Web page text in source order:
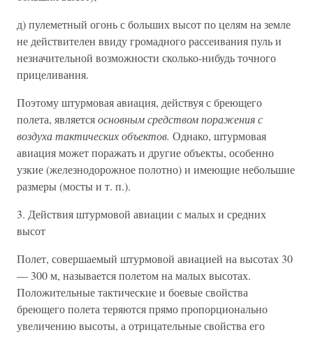
д) пулеметный огонь с больших высот по целям на земле
не действителен ввиду громадного рассеивания пуль и
незначительной возможности сколько-нибудь точного
прицеливания.
Поэтому штурмовая авиация, действуя с бреющего
полета, являетсяосновным средством поражения с
воздуха тактических объектов. Однако, штурмовая
авиация может поражать и другие объекты, особенно
узкие (железнодорожное полотно) и имеющие небольшие
размеры (мосты и т. п.).
3. Действия штурмовой авиации с малых и средних
высот
Полет, совершаемый штурмовой авиацией на высотах 30
— 300 м, называется полетом на малых высотах.
Положительные тактические и боевые свойства
бреющего полета теряются прямо пропорционально
увеличению высоты, а отрицательные свойства его